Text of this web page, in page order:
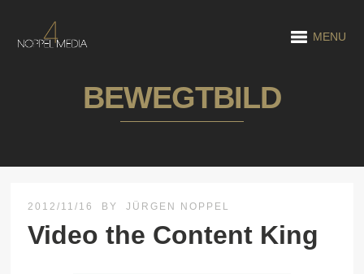
MENU
BEWEGTBILD
2012/11/16 BY JÜRGEN NOPPEL
Video the Content King